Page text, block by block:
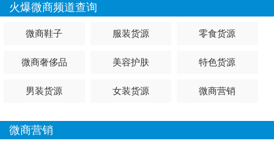
火爆微商频道查询
微商鞋子 服装货源 零食货源
微商奢侈品 美容护肤 特色货源
男装货源 女装货源 微商营销
微商营销